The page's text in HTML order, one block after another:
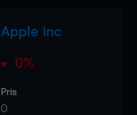
Apple Inc
0%
Pris
0